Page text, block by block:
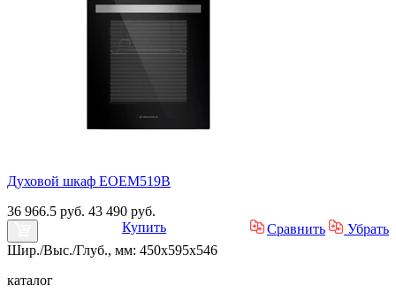
Духовой шкаф EOEM519B
36 966.5 руб. 43 490 руб.
Купить
Сравнить
Убрать
Шир./Выс./Глуб., мм: 450x595x546
каталог